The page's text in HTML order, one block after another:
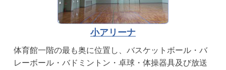
小アリーナ
体育館一階の最も奥に位置し、バスケットボール・バ
レーボール・バドミントン・卓球・体操器具及び放送